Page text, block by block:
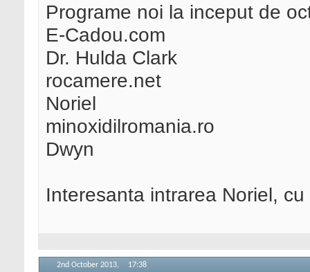
Programe noi la inceput de
E-Cadou.com
Dr. Hulda Clark
rocamere.net
Noriel
minoxidilromania.ro
Dwyn
Interesanta intrarea Noriel,
2nd October 2013, 17:38